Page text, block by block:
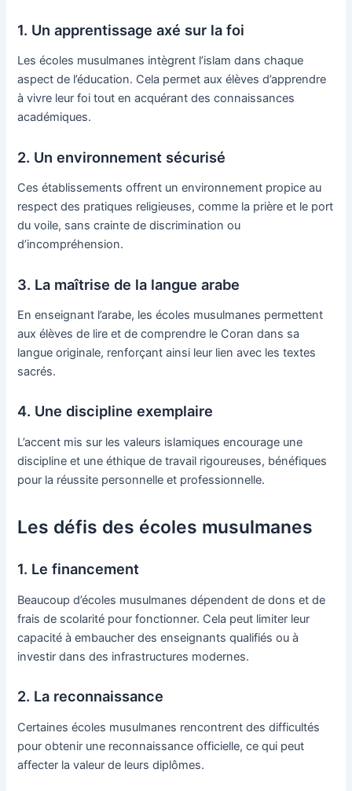
1. Un apprentissage axé sur la foi
Les écoles musulmanes intègrent l’islam dans chaque
aspect de l’éducation. Cela permet aux élèves d’apprendre
à vivre leur foi tout en acquérant des connaissances
académiques.
2. Un environnement sécurisé
Ces établissements offrent un environnement propice au
respect des pratiques religieuses, comme la prière et le port
du voile, sans crainte de discrimination ou
d’incompréhension.
3. La maîtrise de la langue arabe
En enseignant l’arabe, les écoles musulmanes permettent
aux élèves de lire et de comprendre le Coran dans sa
langue originale, renforçant ainsi leur lien avec les textes
sacrés.
4. Une discipline exemplaire
L’accent mis sur les valeurs islamiques encourage une
discipline et une éthique de travail rigoureuses, bénéfiques
pour la réussite personnelle et professionnelle.
Les défis des écoles musulmanes
1. Le financement
Beaucoup d’écoles musulmanes dépendent de dons et de
frais de scolarité pour fonctionner. Cela peut limiter leur
capacité à embaucher des enseignants qualifiés ou à
investir dans des infrastructures modernes.
2. La reconnaissance
Certaines écoles musulmanes rencontrent des difficultés
pour obtenir une reconnaissance officielle, ce qui peut
affecter la valeur de leurs diplômes.